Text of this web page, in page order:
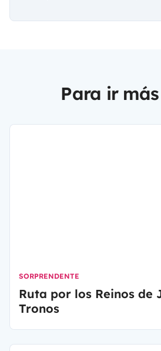
Para ir
SORPRENDENTE
Ruta por los Reinos de
Tronos